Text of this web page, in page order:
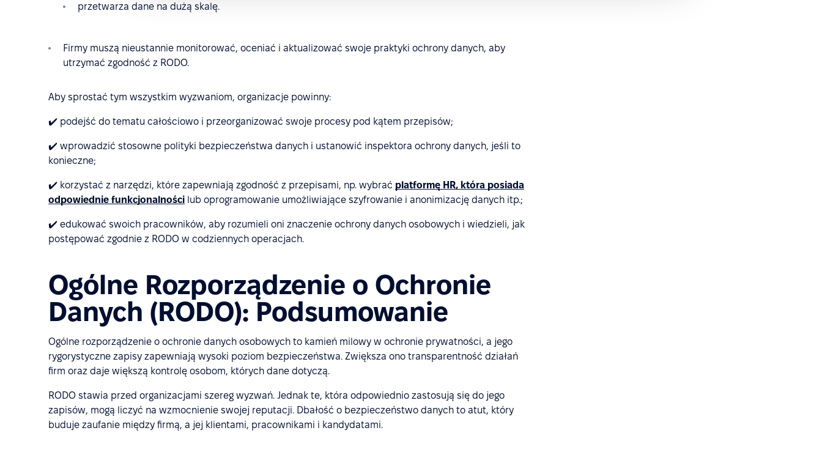
przetwarza dane na dużą skalę.
Firmy muszą nieustannie monitorować, oceniać i aktualizować swoje praktyki ochrony danych, aby
utrzymać zgodność z RODO.
Aby sprostać tym wszystkim wyzwaniom, organizacje powinny:
✔️ podejść do tematu całościowo i przeorganizować swoje procesy pod kątem przepisów;
✔️ wprowadzić stosowne polityki bezpieczeństwa danych i ustanowić inspektora ochrony danych, jeśli to
konieczne;
✔️ korzystać z narzędzi, które zapewniają zgodność z przepisami, np. wybrać platformę HR, która posiada
odpowiednie funkcjonalności lub oprogramowanie umożliwiające szyfrowanie i anonimizację danych itp.;
✔️ edukować swoich pracowników, aby rozumieli oni znaczenie ochrony danych osobowych i wiedzieli, jak
postępować zgodnie z RODO w codziennych operacjach.
Ogólne Rozporządzenie o Ochronie
Danych (RODO): Podsumowanie
Ogólne rozporządzenie o ochronie danych osobowych to kamień milowy w ochronie prywatności, a jego
rygorystyczne zapisy zapewniają wysoki poziom bezpieczeństwa. Zwiększa ono transparentność działań
firm oraz daje większą kontrolę osobom, których dane dotyczą.
RODO stawia przed organizacjami szereg wyzwań. Jednak te, która odpowiednio zastosują się do jego
zapisów, mogą liczyć na wzmocnienie swojej reputacji. Dbałość o bezpieczeństwo danych to atut, który
buduje zaufanie między firmą, a jej klientami, pracownikami i kandydatami.